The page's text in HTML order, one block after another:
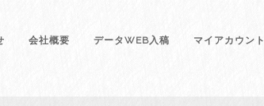
会社概要 データWEB入稿 マイアカウント